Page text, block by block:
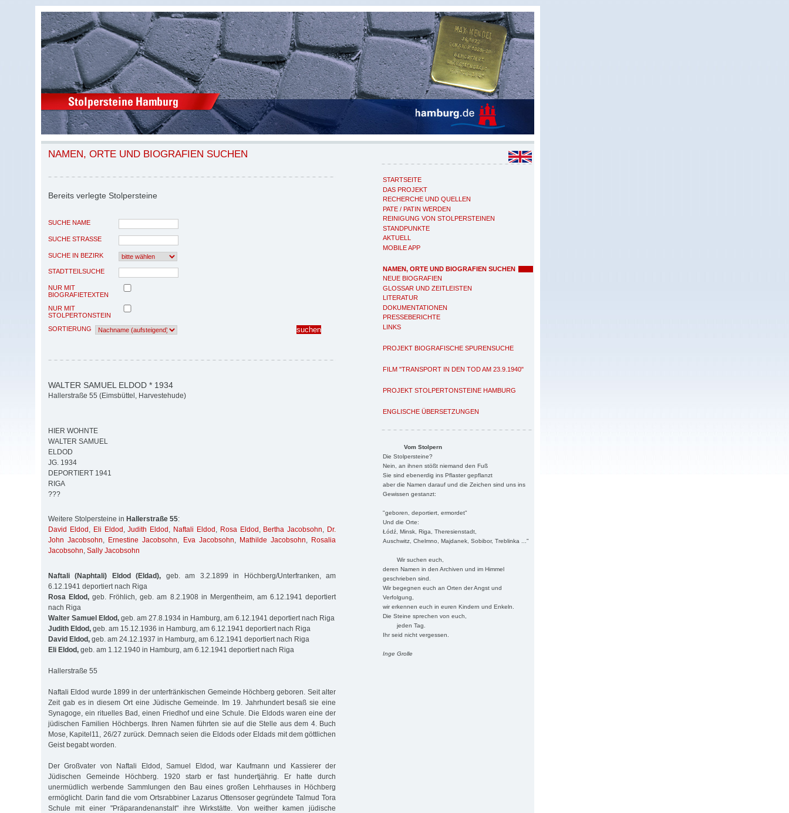
STARTSEITE
DAS PROJEKT
RECHERCHE UND QUELLEN
PATE / PATIN WERDEN
REINIGUNG VON STOLPERSTEINEN
STANDPUNKTE
AKTUELL
MOBILE APP
NAMEN, ORTE UND BIOGRAFIEN SUCHEN
NEUE BIOGRAFIEN
GLOSSAR UND ZEITLEISTEN
LITERATUR
DOKUMENTATIONEN
PRESSEBERICHTE
LINKS
PROJEKT BIOGRAFISCHE SPURENSUCHE
FILM "TRANSPORT IN DEN TOD AM 23.9.1940"
PROJEKT STOLPERTONSTEINE HAMBURG
ENGLISCHE ÜBERSETZUNGEN
Vom Stolpern
Die Stolpersteine?
Nein, an ihnen stößt niemand den Fuß
Sie sind ebenerdig ins Pflaster gepflanzt
aber die Namen darauf und die Zeichen sind uns ins
Gewissen gestanzt:
"geboren, deportiert, ermordet"
Und die Orte:
Łódź, Minsk, Riga, Theresienstadt,
Auschwitz, Chelmno, Majdanek, Sobibor, Treblinka ..."
Wir suchen euch,
deren Namen in den Archiven und im Himmel
geschrieben sind.
Wir begegnen euch an Orten der Angst und
Verfolgung,
wir erkennen euch in euren Kindern und Enkeln.
Die Steine sprechen von euch,
jeden Tag.
Ihr seid nicht vergessen.
Inge Grolle
NAMEN, ORTE UND BIOGRAFIEN SUCHEN
Bereits verlegte Stolpersteine
SUCHE NAME
SUCHE STRASSE
SUCHE IN BEZIRK
STADTTEILSUCHE
NUR MIT
BIOGRAFIETEXTEN
NUR MIT
STOLPERTONSTEIN
SORTIERUNG
WALTER SAMUEL ELDOD * 1934
Hallerstraße 55 (Eimsbüttel, Harvestehude)
HIER WOHNTE
WALTER SAMUEL
ELDOD
JG. 1934
DEPORTIERT 1941
RIGA
???
Weitere Stolpersteine in Hallerstraße 55:
David Eldod , Eli Eldod ,Judith Eldod , Naftali Eldod , Rosa Eldod , Bertha Jacobsohn, Dr.
John Jacobsohn, Ernestine Jacobsohn, Eva Jacobsohn, Mathilde Jacobsohn, Rosalia
Jacobsohn, Sally Jacobsohn
Naftali (Naphtali) Eldod (Eldad), geb. am 3.2.1899 in Höchberg/Unterfranken, am
6.12.1941 deportiert nach Riga
Rosa Eldod, geb. Fröhlich, geb. am 8.2.1908 in Mergentheim, am 6.12.1941 deportiert
nach Riga
Walter Samuel Eldod, geb. am 27.8.1934 in Hamburg, am 6.12.1941 deportiert nach Riga
Judith Eldod, geb. am 15.12.1936 in Hamburg, am 6.12.1941 deportiert nach Riga
David Eldod, geb. am 24.12.1937 in Hamburg, am 6.12.1941 deportiert nach Riga
Eli Eldod, geb. am 1.12.1940 in Hamburg, am 6.12.1941 deportiert nach Riga
Hallerstraße 55
Naftali Eldod wurde 1899 in der unterfränkischen Gemeinde Höchberg geboren. Seit alter
Zeit gab es in diesem Ort eine Jüdische Gemeinde. Im 19. Jahrhundert besaß sie eine
Synagoge, ein rituelles Bad, einen Friedhof und eine Schule. Die Eldods waren eine der
jüdischen Familien Höchbergs. Ihren Namen führten sie auf die Stelle aus dem 4. Buch
Mose, Kapitel11, 26/27 zurück. Demnach seien die Eldods oder Eldads mit dem göttlichen
Geist begabt worden.
Der Großvater von Naftali Eldod, Samuel Eldod, war Kaufmann und Kassierer der
Jüdischen Gemeinde Höchberg. 1920 starb er fast hundertjährig. Er hatte durch
unermüdlich werbende Sammlungen den Bau eines großen Lehrhauses in Höchberg
ermöglicht. Darin fand die vom Ortsrabbiner Lazarus Ottensoser gegründete Talmud Tora
Schule mit einer "Präparandenanstalt" ihre Wirkstätte. Von weither kamen jüdische